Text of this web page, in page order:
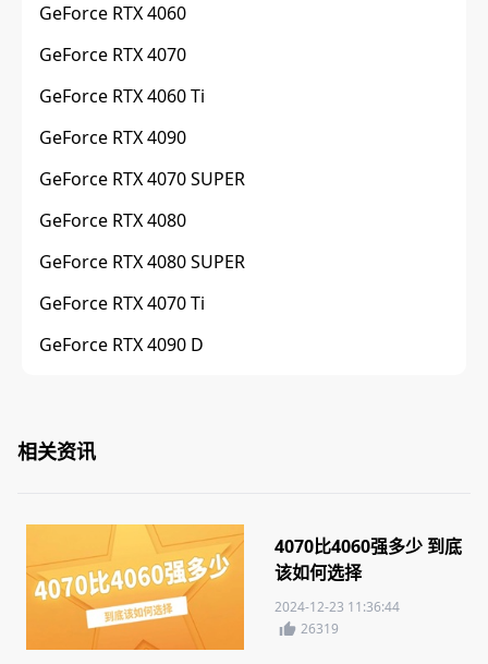
GeForce RTX 4060
GeForce RTX 4070
GeForce RTX 4060 Ti
GeForce RTX 4090
GeForce RTX 4070 SUPER
GeForce RTX 4080
GeForce RTX 4080 SUPER
GeForce RTX 4070 Ti
GeForce RTX 4090 D
相关资讯
4070比4060强多少 到底
该如何选择
2024-12-23 11:36:44
26319